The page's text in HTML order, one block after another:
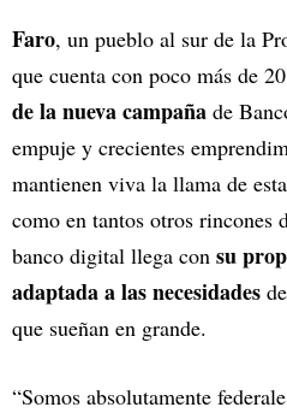
Faro, un pueblo al sur de la
que cuenta con poco más de
de la nueva campaña de
empuje y crecientes
mantienen viva la llama de
como en tantos otros rincones
banco digital llega con su
adaptada a las necesidades
que sueñan en grande.
“Somos absolutamente